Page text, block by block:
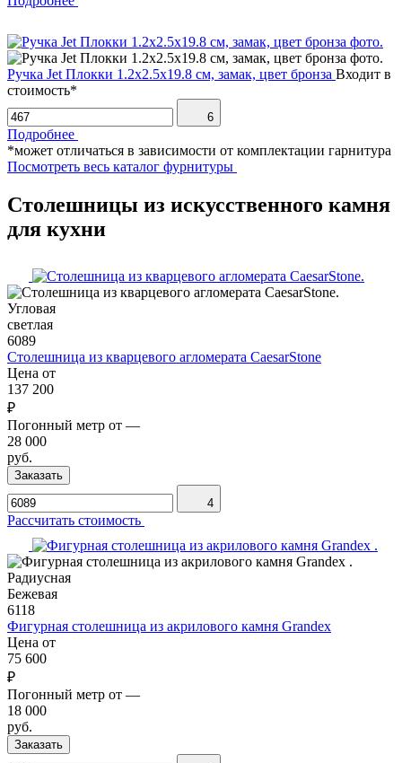
Ручка Jet Плокки 1.2х2.5х19.8 см, замак, цвет бронза Входит в
стоимость*
6
Подробнее
*может отличаться в зависимости от комплектации гарнитура
Посмотреть весь каталог фурнитуры
Столешницы из искусственного камня
для кухни
Угловая
светлая
6089
Столешница из кварцевого агломерата CaesarStone
Цена от
137 200
₽
Погонный метр от —
28 000
руб.
Заказать
4
Рассчитать стоимость
Радиусная
Бежевая
6118
Фигурная столешница из акрилового камня Grandex
Цена от
75 600
₽
Погонный метр от —
18 000
руб.
Заказать